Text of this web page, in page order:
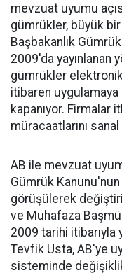
mevzuat uyumu
gümrükler, büyük
Başbakanlık
2009'da yayınlanan
gümrükler
itibaren
kapanıyor. Firmalar
müracaatlarını
AB ile mevzuat
Gümrük
görüşülerek
ve Muhafaza
2009 tarihi
Tevfik Usta, AB'ye
sisteminde